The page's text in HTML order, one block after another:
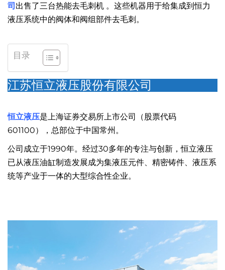
司 出售了三台热能去毛刺机 。这些机器用于给集成到恒力
液压系统中的阀体和阀组部件去毛刺。
目录
江苏恒立液压股份有限公司
恒立液压是上海证券交易所上市公司（股票代码
601100），总部位于中国常州。
公司成立于1990年。经过30多年的专注与创新，恒立液压
已从液压油缸制造发展成为集液压元件、精密铸件、液压系
统等产业于一体的大型综合性企业。